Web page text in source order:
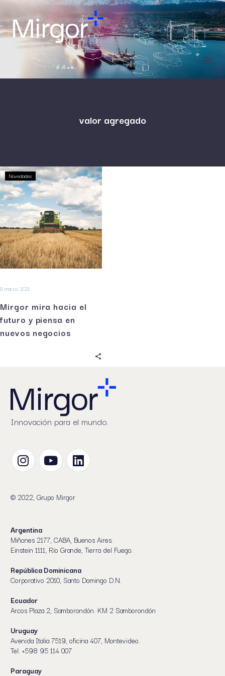
valor agregado
Novedades
11 marzo, 2021
Mirgor mira hacia el
futuro y piensa en
nuevos negocios
Innovación para el mundo.
© 2022, Grupo Mirgor
Argentina
Miñones 2177, CABA, Buenos Aires.
Einstein 1111, Río Grande, Tierra del Fuego.
República Dominicana
Corporativo 2010, Santo Domingo D.N.
Ecuador
Arcos Plaza 2, Samborondón. KM 2 Samborondón
Uruguay
Avenida Italia 7519, oficina 407, Montevideo.
Tel. +598 95 114 007
Paraguay